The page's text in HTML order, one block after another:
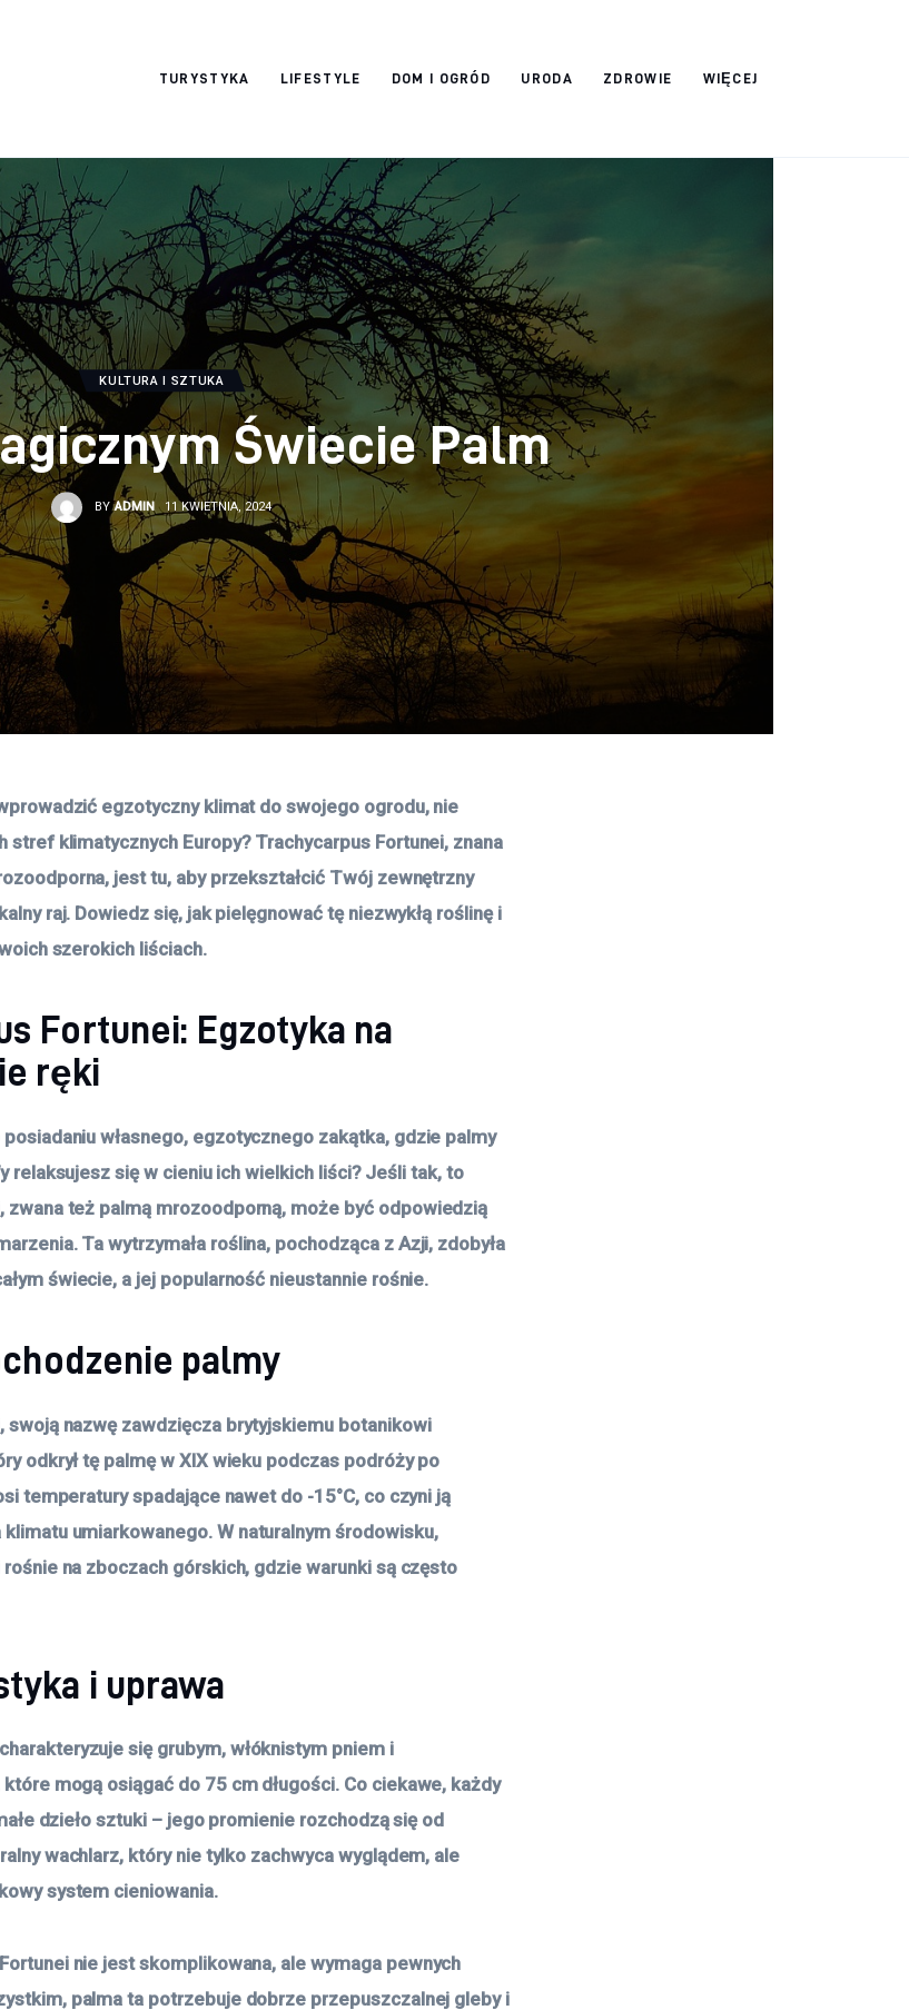
TURYSTYKA LIFESTYLE DOM I OGRÓD URODA ZDROWIE WIĘCEJ
okazjonalne-
KULTURA I SZTUKA
Świecie Palm
BY ADMIN 11 KWIETNIA, 2024
egzotyczny klimat do swojego ogrodu, nie
stref klimatycznych Europy? Trachycarpus Fortunei, znana
jest tu, aby przekształcić Twój zewnętrzny
raj. Dowiedz się, jak pielęgnować tę niezwykłą roślinę i
szerokich liściach.
Fortunei: Egzotyka na
ręki
posiadaniu własnego, egzotycznego zakątka, gdzie palmy
relaksujesz się w cieniu ich wielkich liści? Jeśli tak, to
zwana też palmą mrozoodporną, może być odpowiedzią
Ta wytrzymała roślina, pochodząca z Azji, zdobyła
świecie, a jej popularność nieustannie rośnie.
palmy
swoją nazwę zawdzięcza brytyjskiemu botanikowi
odkrył tę palmę w XIX wieku podczas podróży po
temperatury spadające nawet do -15°C, co czyni ją
umiarkowanego. W naturalnym środowisku,
na zboczach górskich, gdzie warunki są często
i uprawa
się grubym, włóknistym pniem i
mogą osiągać do 75 cm długości. Co ciekawe, każdy
dzieło sztuki – jego promienie rozchodzą się od
wachlarz, który nie tylko zachwyca wyglądem, ale
system cieniowania.
nie jest skomplikowana, ale wymaga pewnych
palma ta potrzebuje dobrze przepuszczalnej gleby i